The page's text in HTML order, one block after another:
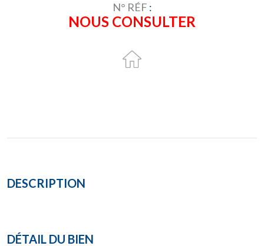
N° RÉF :
NOUS CONSULTER
DESCRIPTION
DÉTAIL DU BIEN